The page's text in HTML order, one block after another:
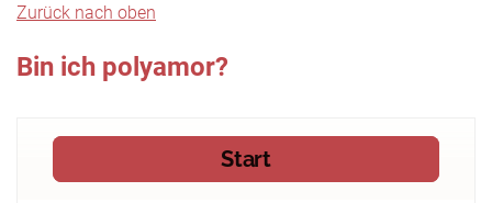
Zurück nach oben
Bin ich polyamor?